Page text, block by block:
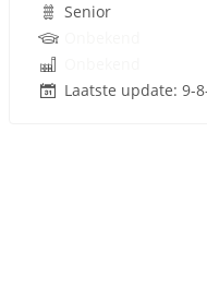
Senior
Laatste update: 9-